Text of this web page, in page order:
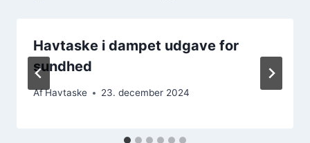
Havtaske i dampet udgave for
sundhed
AfHavtaske 23. december 2024